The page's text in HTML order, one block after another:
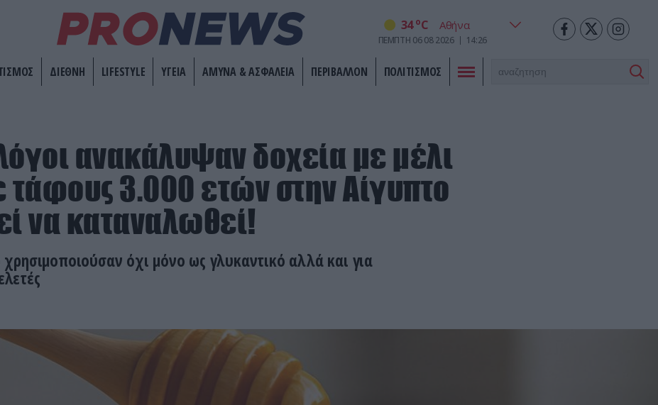
34 oC
ΠΕΜΠΤΗ 06 08 2026 14:26
ΔΙΕΘΝΗ LIFESTYLE ΥΓΕΙΑ ΑΜΥΝΑ & ΑΣΦΑΛΕΙΑ ΠΕΡΙΒΑΛΛΟΝ ΠΟΛΙΤΙΣΜΟΣ
ανακάλυψαν δοχεία με μέλι
τάφους 3.000 ετών στην Αίγυπτο
να καταναλωθεί!
χρησιμοποιούσαν όχι μόνο ως γλυκαντικό αλλά και για